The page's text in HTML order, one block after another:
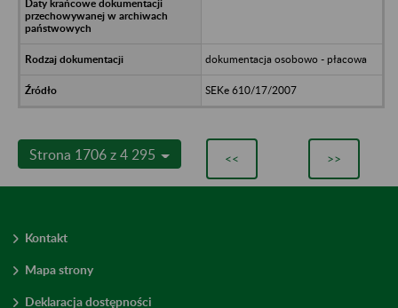
dokumentacja osobowo - płacowa
SEKe 610/17/2007
Strona 1706 z 4 295 << >>
Kontakt
Mapa strony
Deklaracja dostępności